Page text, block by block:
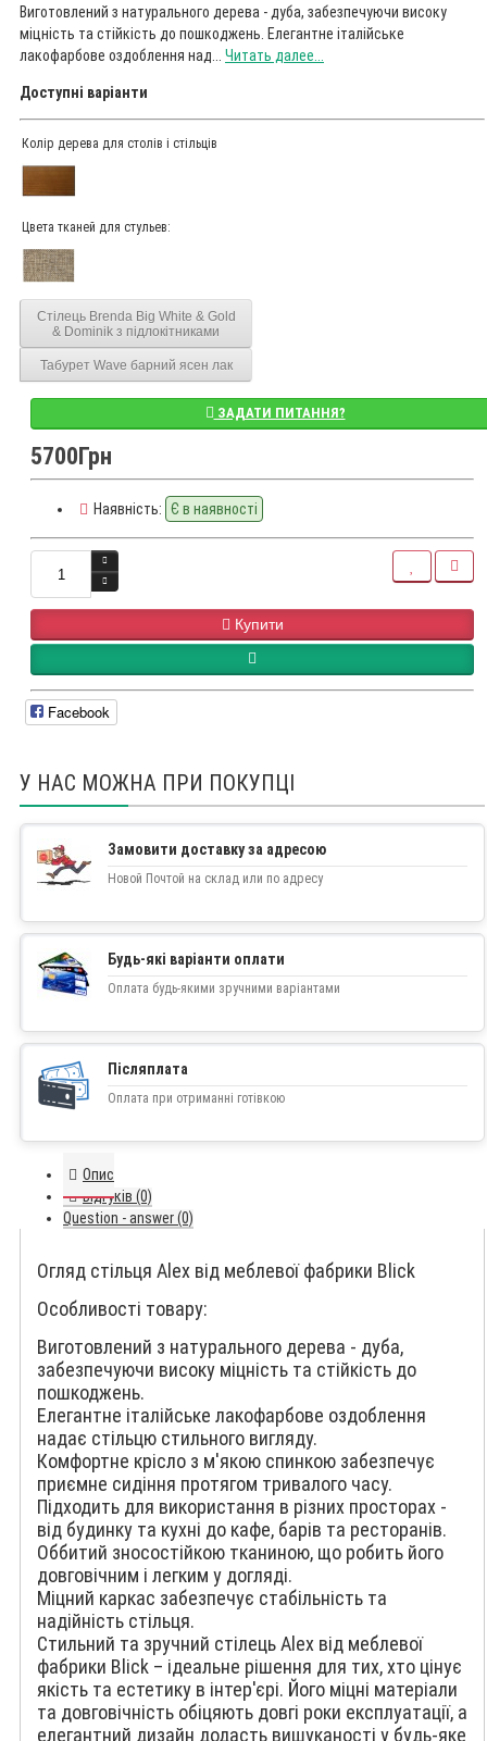
Виготовлений з натурального дерева - дуба, забезпечуючи високу
міцність та стійкість до пошкоджень. Елегантне італійське
лакофарбове оздоблення над... Читать далее...
Доступні варіанти
Колір дерева для столів і стільців
Цвета тканей для стульев:
Стілець Brenda Big White & Gold
& Dominik з підлокітниками
Табурет Wave барний ясен лак
ЗАДАТИ ПИТАННЯ?
5700Грн
Наявність: Є в наявності
Купити
Facebook
У НАС МОЖНА ПРИ ПОКУПЦІ
Замовити доставку за адресою
Новой Почтой на склад или по адресу
Будь-які варіанти оплати
Оплата будь-якими зручними варіантами
Післяплата
Оплата при отриманні готівкою
Опис
Відгуків (0)
Question - answer (0)
Огляд стільця Alex від меблевої фабрики Blick
Особливості товару:
Виготовлений з натурального дерева - дуба,
забезпечуючи високу міцність та стійкість до
пошкоджень.
Елегантне італійське лакофарбове оздоблення
надає стільцю стильного вигляду.
Комфортне крісло з м'якою спинкою забезпечує
приємне сидіння протягом тривалого часу.
Підходить для використання в різних просторах -
від будинку та кухні до кафе, барів та ресторанів.
Оббитий зносостійкою тканиною, що робить його
довговічним і легким у догляді.
Міцний каркас забезпечує стабільність та
надійність стільця.
Стильний та зручний стілець Alex від меблевої
фабрики Blick – ідеальне рішення для тих, хто цінує
якість та естетику в інтер'єрі. Його міцні матеріали
та довговічність обіцяють довгі роки експлуатації, а
елегантний дизайн додасть вишуканості у будь-яке